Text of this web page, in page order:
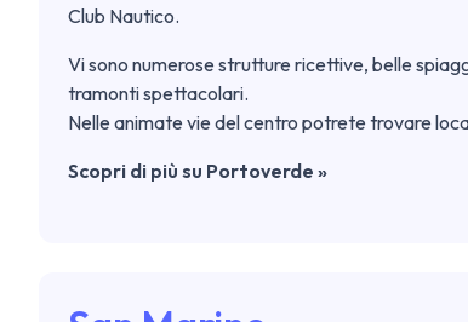
Club Nautico.
Vi sono numerose strutture ricettive, belle
tramonti spettacolari.
Nelle animate vie del centro potrete trovare
Scopri di più su Portoverde »